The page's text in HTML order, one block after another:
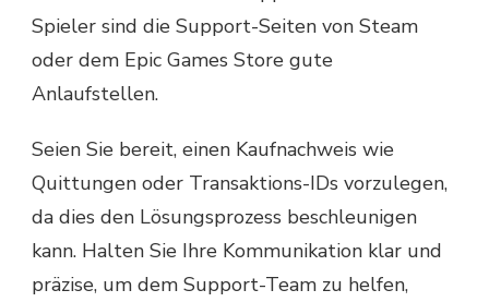
Spieler sind die Support-Seiten von Steam
oder dem Epic Games Store gute
Anlaufstellen.
Seien Sie bereit, einen Kaufnachweis wie
Quittungen oder Transaktions-IDs vorzulegen,
da dies den Lösungsprozess beschleunigen
kann. Halten Sie Ihre Kommunikation klar und
präzise, um dem Support-Team zu helfen,